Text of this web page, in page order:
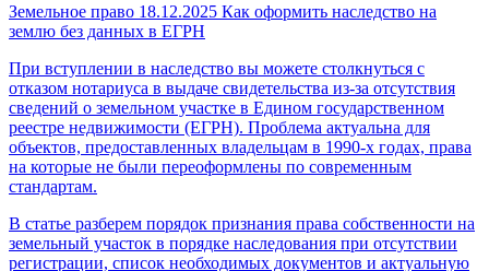
Земельное право 18.12.2025 Как оформить наследство на
землю без данных в ЕГРН
При вступлении в наследство вы можете столкнуться с
отказом нотариуса в выдаче свидетельства из-за отсутствия
сведений о земельном участке в Едином государственном
реестре недвижимости (ЕГРН). Проблема актуальна для
объектов, предоставленных владельцам в 1990-х годах, права
на которые не были переоформлены по современным
стандартам.
В статье разберем порядок признания права собственности на
земельный участок в порядке наследования при отсутствии
регистрации, список необходимых документов и актуальную